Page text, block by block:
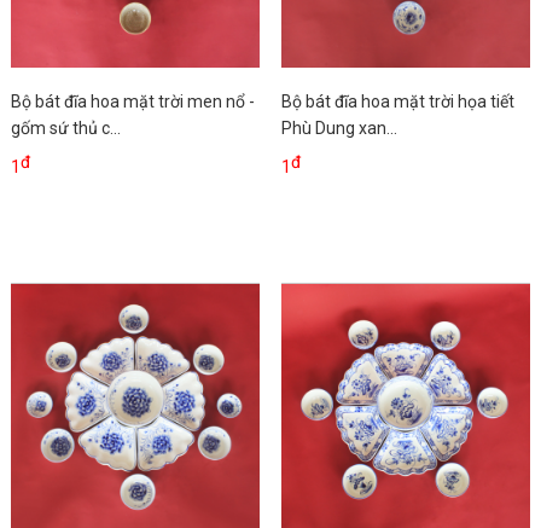
Bộ bát đĩa hoa mặt trời men nổ -
gốm sứ thủ c...
1đ
Bộ bát đĩa hoa mặt trời họa tiết
Phù Dung xan...
1đ